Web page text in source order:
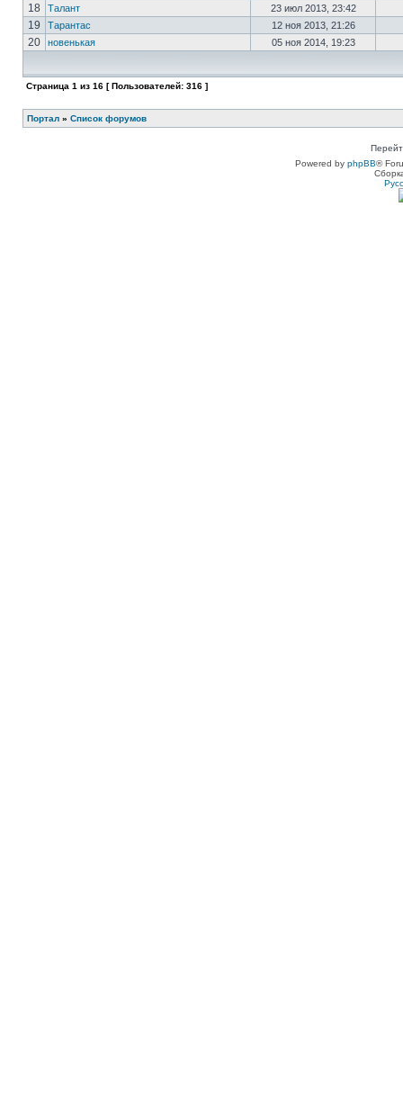
18 Талант 23 июл 2013, 23:42
19 Тарантас 12 ноя 2013, 21:26
20 новенькая 05 ноя 2014, 19:23
Страница 1 из 16 [ Пользователей: 316 ]
Портал » Список форумов
Powered by phpBB®